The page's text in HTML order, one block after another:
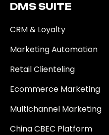
DMS SUITE​
CRM & Loyalty
Marketing Automation
Retail Clienteling
Ecommerce Marketing
Multichannel Marketing
China CBEC Platform